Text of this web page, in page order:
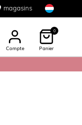
magasins
Compte
0
Panier